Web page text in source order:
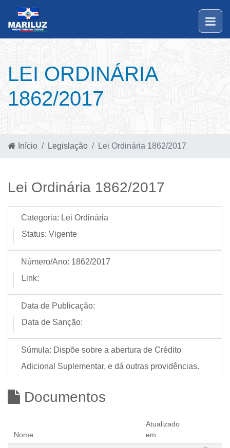
LEI ORDINÁRIA
1862/2017
Início Legislação Lei Ordinária 1862/2017
Lei Ordinária 1862/2017
Categoria: Lei Ordinária
Status: Vigente
Número/Ano: 1862/2017
Link:
Data de Publicação:
Data de Sanção:
Súmula: Dispõe sobre a abertura de Crédito
Adicional Suplementar, e dá outras providências.
Documentos
Nome
Atualizado
em